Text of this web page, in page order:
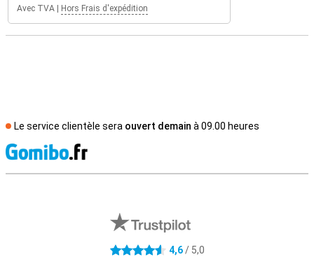
Avec TVA Hors Frais d'expédition
Le service clientèle sera ouvert demain à 09.00 heures
4.6 étoiles 4,6/ 5,0